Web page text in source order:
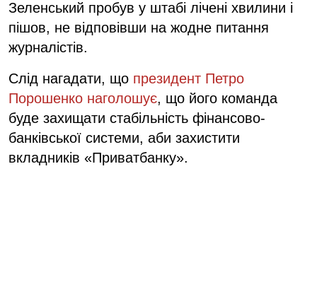
Зеленський пробув у штабі лічені хвилини і
пішов, не відповівши на жодне питання
журналістів.
Слід нагадати, що президент Петро
Порошенко наголошує, що його команда
буде захищати стабільність фінансово-
банківської системи, аби захистити
вкладників «Приватбанку».